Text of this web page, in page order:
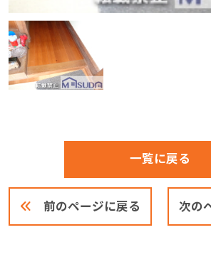
前のページに戻る
一覧に戻る
次の